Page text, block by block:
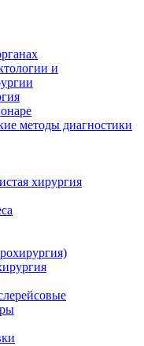
и
методы диагностики
хирургия